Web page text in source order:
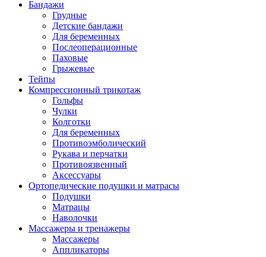
Бандажи
Грудные
Детские бандажи
Для беременных
Послеоперационные
Паховые
Грыжевые
Тейпы
Компрессионный трикотаж
Гольфы
Чулки
Колготки
Для беременных
Противоэмболический
Рукава и перчатки
Противоязвенный
Аксессуары
Ортопедические подушки и матрасы
Подушки
Матрацы
Наволочки
Массажеры и тренажеры
Массажеры
Аппликаторы